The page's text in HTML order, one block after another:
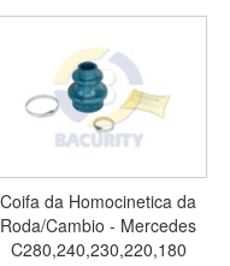
Coifa da Homocinetica da
Roda/Cambio - Mercedes
C280,240,230,220,180